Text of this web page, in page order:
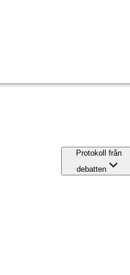
Protokoll från
debatten